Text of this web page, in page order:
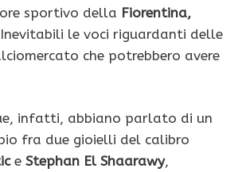
sportivo della Fiorentina,
le voci riguardanti delle
che potrebbero avere
infatti, abbiano parlato di un
fra due gioielli del calibro
e Stephan El Shaarawy,